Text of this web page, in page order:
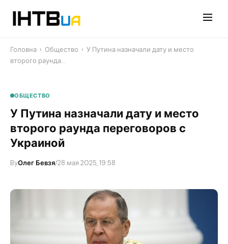
Головна › Общество › У Путина назначали дату и место
второго раунда…
ОБЩЕСТВО
У Путина назначали дату и место
второго раунда переговоров с
Украиной
ByОлег Бевзя/28 мая 2025, 19:58